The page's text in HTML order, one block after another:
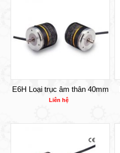
E6H Loại trục âm thân 40mm
Liên hệ